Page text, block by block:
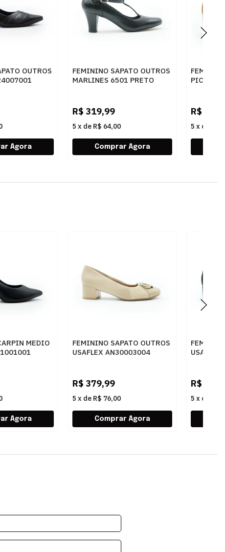
OUTROS
FEMININO SAPATO OUTROS
MARLINES 6501 PRETO
R$ 319,99
5 x de R$ 64,00
R$
5 x de
MEDIO
FEMININO SAPATO OUTROS
USAFLEX AN30003004
R$ 379,99
5 x de R$ 76,00
R$
5 x de